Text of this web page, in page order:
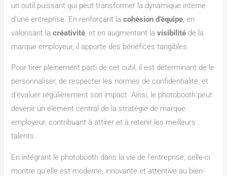
un outil puissant qui peut transformer la dynamique interne
d’une entreprise. En renforçant lacohésion d’équipe, en
valorisant lacréativité, et en augmentant lavisibilité de la
marque employeur, il apporte des bénéfices tangibles.
Pour tirer pleinement parti de cet outil, il est déterminant de le
personnaliser, de respecter les normes de confidentialité, et
d’évaluer régulièrement son impact. Ainsi, le photobooth peut
devenir un élément central de la stratégie de marque
employeur, contribuant à attirer et à retenir les meilleurs
talents.
En intégrant le photobooth dans la vie de l’entreprise, celle-ci
montre qu’elle est moderne, innovante et attentive au bien-